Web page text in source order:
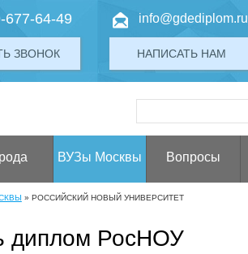
677-64-49
ЗВОНОК
info@gdediplom.ru
НАПИСАТЬ НАМ
ВУЗы Москвы Вопросы
» РОССИЙСКИЙ НОВЫЙ УНИВЕРСИТЕТ
диплом РосНОУ